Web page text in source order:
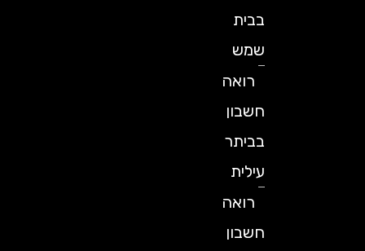
בבית
שמש
רואה
חשבון
בביתר
עילית
רואה
חשבון